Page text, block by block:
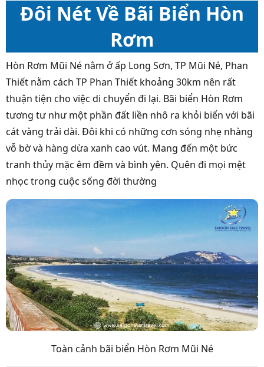
Đôi Nét Về Bãi Biển Hòn
Rơm
Hòn Rơm Mũi Né nằm ở ấp Long Sơn, TP Mũi Né, Phan
Thiết nằm cách TP Phan Thiết khoảng 30km nên rất
thuận tiện cho việc di chuyển đi lại. Bãi biển Hòn Rơm
tương tư như một phần đất liền nhô ra khỏi biển với bãi
cát vàng trải dài. Đôi khi có những cơn sóng nhẹ nhàng
vỗ bờ và hàng dừa xanh cao vút. Mang đến một bức
tranh thủy mặc êm đềm và bình yên. Quên đi mọi mệt
nhọc trong cuộc sống đời thường
Toàn cảnh bãi biển Hòn Rơm Mũi Né